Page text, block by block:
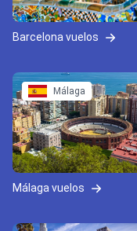
Barcelona vuelos
Málaga
Málaga vuelos